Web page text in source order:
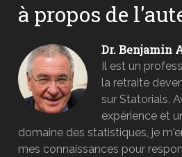
à propos de
Dr. Benjamin
Il est un
la retraite
sur Statorials.
expérience et
domaine des statistiques, je
mes connaissances pour